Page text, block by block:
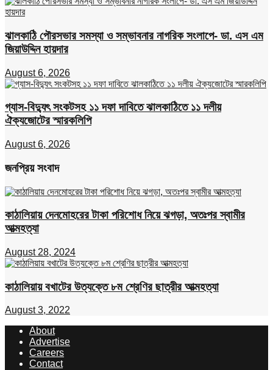
ঝালকাঠি পৌরসভার সমস্যা ও সম্ভাবনার নাগরিক সংলাপে- ডা. এস এম
জিয়াউদ্দিন হায়দার
August 6, 2026
গ্যাস-বিদ্যুৎ সংকটসহ ১১ দফা দাবিতে ঝালকাঠিতে ১১ দলীয়
ঐক্যজোটের স্মারকলিপি
August 6, 2026
জনপ্রিয় সংবাদ
কাঠালিয়ায় দেনমোহরের টাকা পরিশোধ নিয়ে ঝগড়া, অতঃপর স্বামীর
আত্মহত্যা
August 28, 2024
কাঠালিয়ায় বখাটের উত্যক্তে ৮ম শ্রেণির ছাত্রীর আত্মহত্যা
August 3, 2022
About
Advertise
Careers
Contact